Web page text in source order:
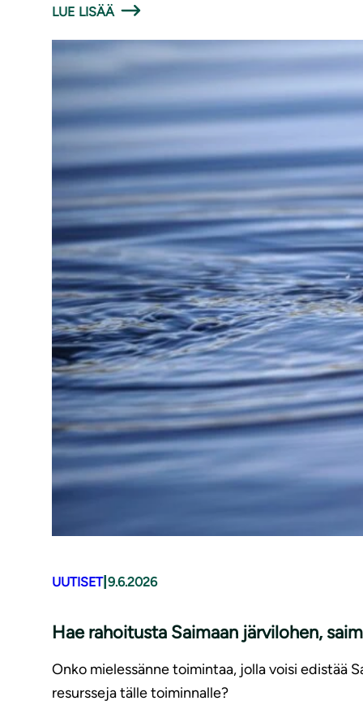
LUE LISÄÄ
UUTISET| 9.6.2026
Hae rahoitusta Saimaan järvilohen,
Onko mielessänne toimintaa, jolla voisi edistää
resursseja tälle toiminnalle?